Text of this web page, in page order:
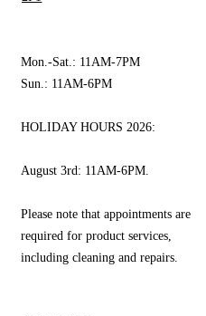
Mon.-Sat.: 11AM-7PM
Sun.: 11AM-6PM
HOLIDAY HOURS 2026:
August 3rd: 11AM-6PM.
Please note that appointments are
required for product services,
including cleaning and repairs.